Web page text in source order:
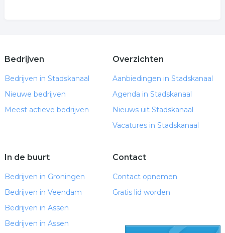
Bedrijven
Bedrijven in Stadskanaal
Nieuwe bedrijven
Meest actieve bedrijven
Overzichten
Aanbiedingen in Stadskanaal
Agenda in Stadskanaal
Nieuws uit Stadskanaal
Vacatures in Stadskanaal
In de buurt
Bedrijven in Groningen
Bedrijven in Veendam
Bedrijven in Assen
Bedrijven in Assen
Contact
Contact opnemen
Gratis lid worden